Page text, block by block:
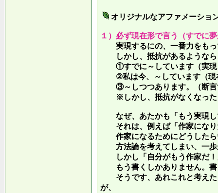
オリジナルなアファメーショ
１）必ず現在形で言う（すでに
実現するにの、一番力をもっ
しかし、抵抗があるような
①すでに～しています（実現
②私は今、～しています（現
③～しつつあります。（断言
※しかし、抵抗がなくなった
なぜ、あたかも「もう実現し
それは、例えば「作家になり
作家になるためにどうしたら
方法論を考えてしまい、一歩
しかし「自分がもう作家だ！
もう書くしかありません。書
そうです、あれこれと考えた
が、